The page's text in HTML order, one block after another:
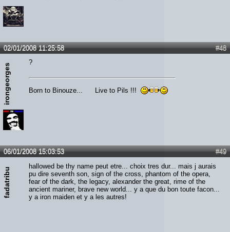
#48
02/01/2008 11:25:58
irongeorges
?
Born to Binouze... Live to Pils !!!
#49
06/01/2008 15:03:53
fadatribu
hallowed be thy name peut etre... choix tres dur... mais j aurais
pu dire seventh son, sign of the cross, phantom of the opera,
fear of the dark, the legacy, alexander the great, rime of the
ancient mariner, brave new world... y a que du bon toute facon...
y a iron maiden et y a les autres!